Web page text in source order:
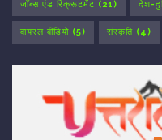
जॉब्स एंड रिक्रूटमेंट (21) देश-
वायरल वीडियो (5) संस्कृति (4)